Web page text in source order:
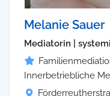
Melanie Sauer
Mediatorin |
Innerbetriebliche